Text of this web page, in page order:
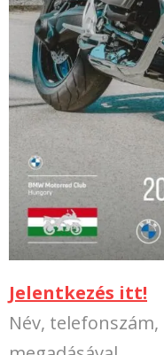
Jelentkezés itt!
Név,